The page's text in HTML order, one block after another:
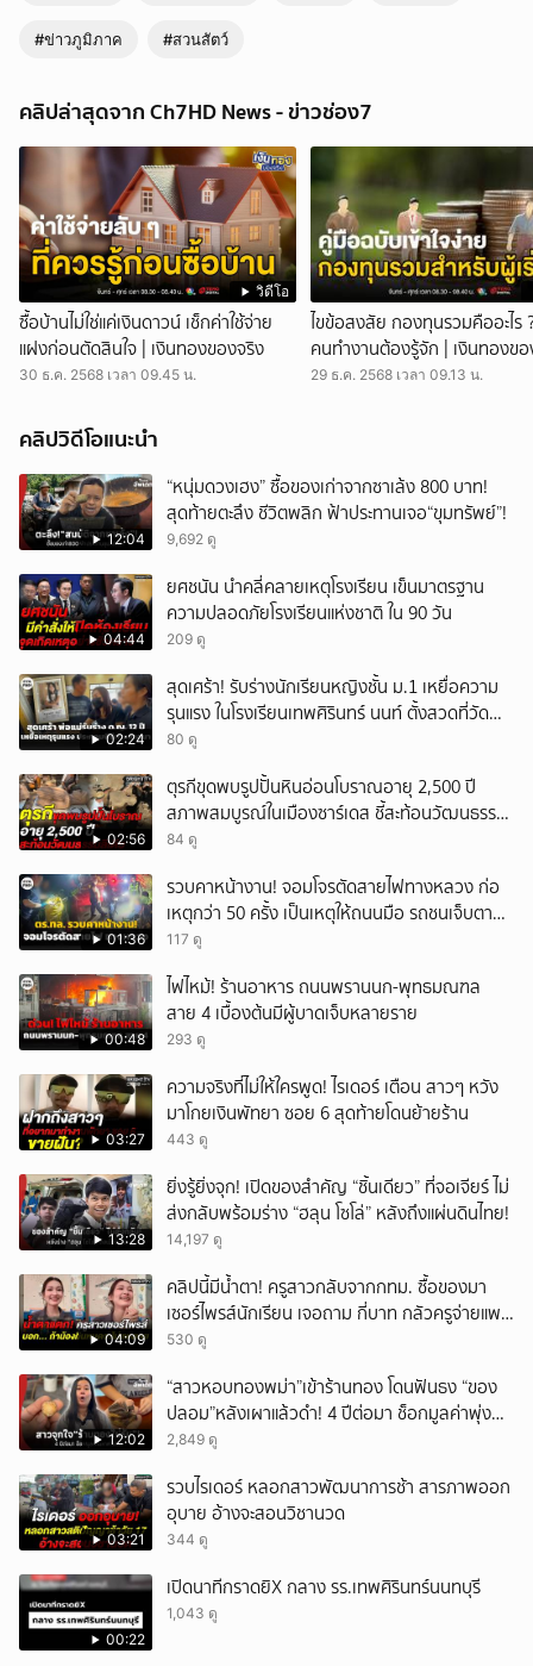
เหตุผลที่ นายเจียน ไม่หลบหนี หรือร้องขอความช่วยเหลือ ขณะที่ กรม
ทำร้ายคน ป้องกันโศกนาฏกรรมในอนาคต โดย สิงโต ที่ก่อเหตุเป็นสิงโต
หนุ่ม ชื่อว่า ทรัมป์ ทั้งหมดถูกจับใส่กรงแยกเป็น ตัวเมีย 3 ตัว และตัวผู้ 2 ตัว
รวม 5 ตัว เพื่อปรับพฤติกรรม และปิดโซนชั่วคราว ตามคำสั่งของอธิบดีกร
มอุทธยานแห่งชาติ สัตว์ป่า และพันธุ์พืช นอกจากนี้ อธิบดีฯ ยังได้สั่งให้มีการ
ตรวจสอบทุกด้าน ทั้งความแข็งแรงของกรง และมาตรการดูแลความ
ปลอดภัยของนักท่องเที่ยว และเจ้าหน้าที่ ว่ามีความพร้อมหรือไม่ ยอมรับว่า
เหตุการณ์ที่เกิดขึ้น ใช้เวลานานกว่าจะเข้าไปช่วยเหลือผู้เสียชีวิตได้ ถือเป็น
บทเรียนที่ต้องปรับปรุง เพราะผู้เสียชีวิตในเหตุการณ์นี้เป็นนักท่องเที่ยว จะส่ง
ผลกระทบรุนแรงกว่านี้ พร้อมกันนี้ยังได้สั่งการให้ตรวจสอบการครอบครอง
สัตว์ป่าดุร้ายทั่วประเทศ ต้องถูกเลี้ยงในกรงที่ได้มาตรฐาน หรือทำตาม
แพ่ง รวมถึงอาจยึดสัตว์ไปดูแลต่อที่กรมอุทยานฯ โดยที่ให้ผู้ครอบครองต้อง
รับผิดชอบค่าใช้จ่ายทั้งหมด ด้าน ผู้บังคับการสถาบันนิติเวชวิทยา โรง
พยาบาลตำรวจ เผยถึงผลการผ่าชันสูตรศพ นายเจียน ว่า ผู้เสียชีวิตมี
บาดแผลฉกรรจ์ที่หน้าอก และต้นขา ที่คาดว่าทำให้เสียเลือดมาก จนเสียชีวิต
อวัยวะต่าง ๆ ภายในอยู่ครบ แสดงว่าไม่ได้ถูกกินลงไป ส่วนเหตุที่ นายเจียน
ไม่สามารถส่งเสียง หรือเคลื่อนไหวได้ เป็นเพราะกระดูกคอหัก นางสาวรัตนา
อายุ 51 ปี น้องสาวคนเล็กของ นายเจียน เปิดเผยว่า ครอบครัวจำเป็นต้องเก็บ
ศพของ นายเจียน ไว้ก่อน 3 ปี เพราะเป็นความเชื่อโบราณของชาวมอญ ไม่
เช่นนั้นจะทำให้ครอบครัวได้รับความเดือดร้อน ขณะที่เมื่อช่วงเย็นที่ผ่านมา
มีรายงานข่าวว่า ตัวแทนญาติของนายเจียน ได้พูดคุยกับ ตัวแทนจากซาฟารี
31,500 บาท ก่อน ส่วนการเยียวยาอย่างเป็นทางการ ต้องรอผลการชันสูตร
อย่างละเอียด ที่จะทราบผลในอีก 3 วัน เพื่อนำไปหารือถึงแผนการเยียวยาใน
ระยะยาวต่อไป กดติดตามช่อง CH7HD News ได้ที่ :
https://news.ch7.com #ข่าวภาคค่ำ #ข่าวช่อง7 #CH7HDNEWS ติดตาม
CH7HD News และ TERO Digital ได้ที่ :
https://linktr.ee/ch7hdnews_tero
#ข่าวภูมิภาค #สวนสัตว์
คลิปล่าสุดจาก Ch7HD News - ข่าวช่อง7
วิดีโอ
ซื้อบ้านไม่ใช่แค่เงินดาวน์ เช็กค่าใช้จ่าย
แฝงก่อนตัดสินใจ | เงินทองของจริง
30 ธ.ค. 2568 เวลา 09.45 น.
ไขข้อสงสัย กองทุนรวมคืออะไร
คนทำงานต้องรู้จัก | เงินทองขอ
29 ธ.ค. 2568 เวลา 09.13 น.
คลิปวิดีโอแนะนำ
12:04
“หนุ่มดวงเฮง” ซื้อของเก่าจากซาเล้ง 800 บาท!
สุดท้ายตะลึง ชีวิตพลิก ฟ้าประทานเจอ“ขุมทรัพย์”!
9,692 ดู
04:44
ยศชนัน นำคลี่คลายเหตุโรงเรียน เข็นมาตรฐาน
ความปลอดภัยโรงเรียนแห่งชาติ ใน 90 วัน
209 ดู
02:24
สุดเศร้า! รับร่างนักเรียนหญิงชั้น ม.1 เหยื่อความ
รุนแรง ในโรงเรียนเทพศิรินทร์ นนท์ ตั้งสวดที่วัด
ลาดปลาดุก
80 ดู
02:56
ตุรกีขุดพบรูปปั้นหินอ่อนโบราณอายุ 2,500 ปี
สภาพสมบูรณ์ในเมืองซาร์เดส ชี้สะท้อนวัฒนธรรม
ลิเดีย
84 ดู
01:36
รวบคาหน้างาน! จอมโจรตัดสายไฟทางหลวง ก่อ
เหตุกว่า 50 ครั้ง เป็นเหตุให้ถนนมือ รถชนเจ็บตาย
หลายสิบราย เสียหายราว 10 ล้าน
117 ดู
00:48
ไฟไหม้! ร้านอาหาร ถนนพรานนก-พุทธมณฑล
สาย 4 เบื้องต้นมีผู้บาดเจ็บหลายราย
293 ดู
03:27
ความจริงที่ไม่ให้ใครพูด! ไรเดอร์ เตือน สาวๆ หวัง
มาโกยเงินพัทยา ซอย 6 สุดท้ายโดนย้ายร้าน
443 ดู
13:28
ยิ่งรู้ยิ่งจุก! เปิดของสำคัญ “ชิ้นเดียว” ที่จอเจียร์ ไม่
ส่งกลับพร้อมร่าง “ฮลุน โซโล่” หลังถึงแผ่นดินไทย!
14,197 ดู
04:09
คลิปนี้มีน้ำตา! ครูสาวกลับจากกทม. ซื้อของมา
เซอร์ไพรส์นักเรียน เจอถาม กี่บาท กลัวครูจ่ายแพง
w
530 ดู
12:02
“สาวหอบทองพม่า”เข้าร้านทอง โดนฟันธง “ของ
ปลอม”หลังเผาแล้วดำ! 4 ปีต่อมา ช็อกมูลค่าพุ่ง
มหาศาล!
2,849 ดู
03:21
รวบไรเดอร์ หลอกสาวพัฒนาการช้า สารภาพออก
อุบาย อ้างจะสอนวิชานวด
344 ดู
00:22
เปิดนาทีกราดยิX กลาง รร.เทพศิรินทร์นนทบุรี
1,043 ดู